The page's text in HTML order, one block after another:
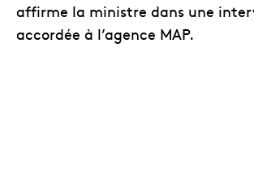
affirme la ministre dans une
accordée à l’agence MAP.